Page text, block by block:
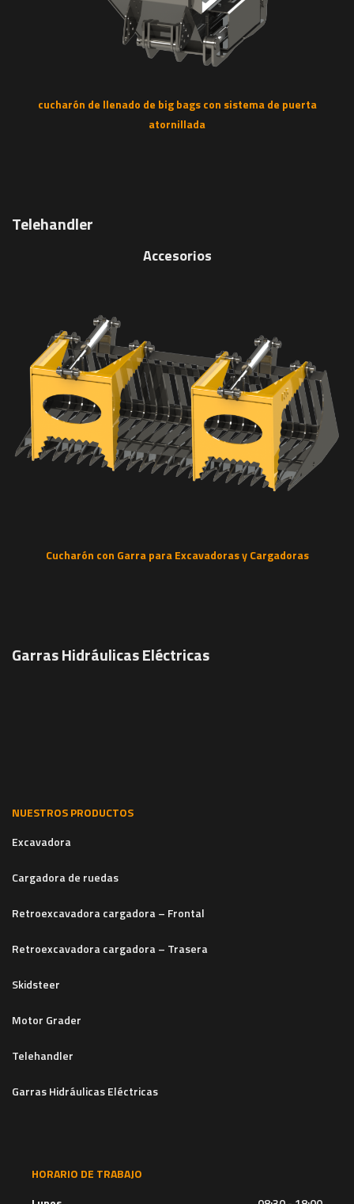
cucharón de llenado de big bags con sistema de puerta
atornillada
Telehandler
Accesorios
Cucharón con Garra para Excavadoras y Cargadoras
Garras Hidráulicas Eléctricas
NUESTROS PRODUCTOS
Excavadora
Cargadora de ruedas
Retroexcavadora cargadora – Frontal
Retroexcavadora cargadora – Trasera
Skidsteer
Motor Grader
Telehandler
Garras Hidráulicas Eléctricas
HORARIO DE TRABAJO